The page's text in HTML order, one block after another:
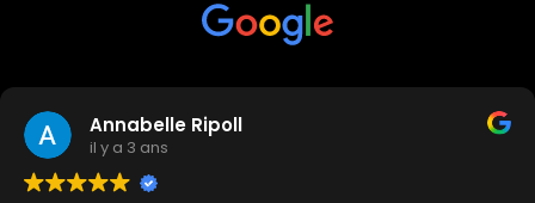
Annabelle Ripoll
il y a 3 ans